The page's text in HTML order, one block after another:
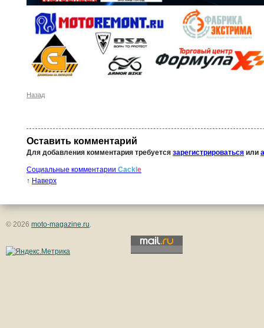
Назад
Оставить комментарий
Для добавления комментария требуется зарегистрироваться или
Социальные комментарии Cackle
↑ Наверх
© 2026 moto-magazine.ru